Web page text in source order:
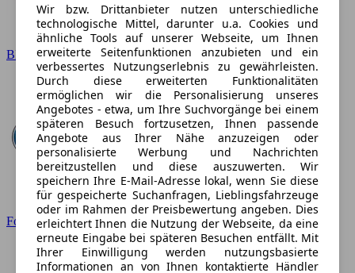
BMW
Ford
Wir bzw. Drittanbieter nutzen unterschiedliche
technologische Mittel, darunter u.a. Cookies und
ähnliche Tools auf unserer Webseite, um Ihnen
erweiterte Seitenfunktionen anzubieten und ein
verbessertes Nutzungserlebnis zu gewährleisten.
Durch diese erweiterten Funktionalitäten
ermöglichen wir die Personalisierung unseres
Angebotes - etwa, um Ihre Suchvorgänge bei einem
späteren Besuch fortzusetzen, Ihnen passende
Angebote aus Ihrer Nähe anzuzeigen oder
personalisierte Werbung und Nachrichten
bereitzustellen und diese auszuwerten. Wir
speichern Ihre E-Mail-Adresse lokal, wenn Sie diese
für gespeicherte Suchanfragen, Lieblingsfahrzeuge
oder im Rahmen der Preisbewertung angeben. Dies
erleichtert Ihnen die Nutzung der Webseite, da eine
erneute Eingabe bei späteren Besuchen entfällt. Mit
Ihrer Einwilligung werden nutzungsbasierte
Informationen an von Ihnen kontaktierte Händler